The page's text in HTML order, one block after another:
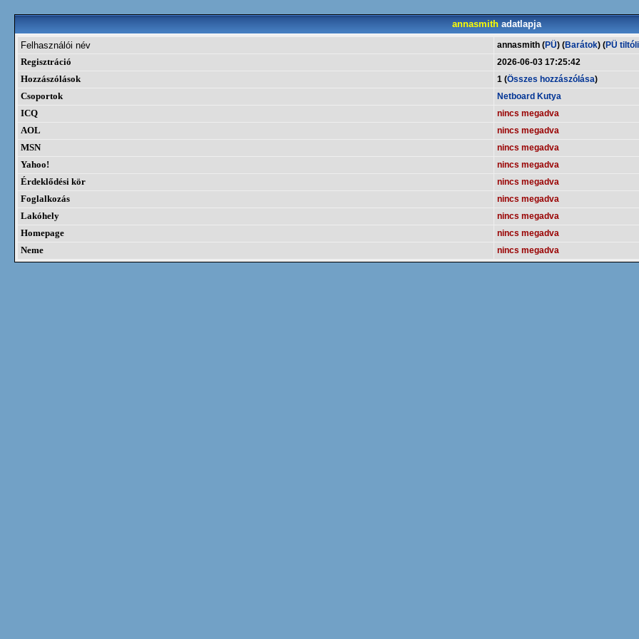
annasmithadatlapja
Felhasználói név
annasmith (PÜ) (Barátok) (PÜ
Regisztráció
2026-06-03 17:25:42
Hozzászólások
1 (Összes hozzászólása)
Csoportok
Netboard Kutya
ICQ
nincs megadva
AOL
nincs megadva
MSN
nincs megadva
Yahoo!
nincs megadva
Érdeklődési kör
nincs megadva
Foglalkozás
nincs megadva
Lakóhely
nincs megadva
Homepage
nincs megadva
Neme
nincs megadva